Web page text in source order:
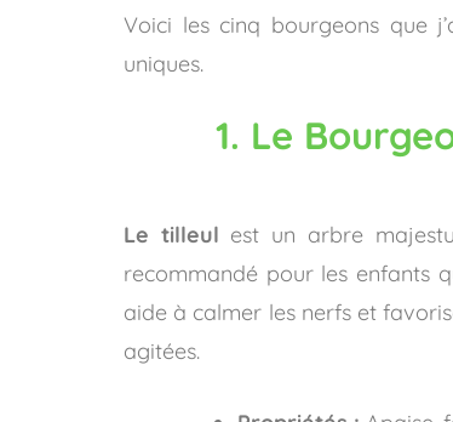
Voici les cinq bourgeons que
uniques.
1. Le
Le tilleul est un arbre
recommandé pour les enfants
aide à calmer les nerfs et
agitées.